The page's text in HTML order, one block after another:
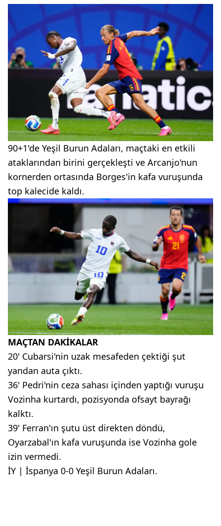
90+1'de Yeşil Burun Adaları, maçtaki en etkili
ataklarından birini gerçekleşti ve Arcanjo'nun
kornerden ortasında Borges'in kafa vuruşunda
top kalecide kaldı.
MAÇTAN DAKİKALAR
20' Cubarsi'nin uzak mesafeden çektiği şut
yandan auta çıktı.
36' Pedri'nin ceza sahası içinden yaptığı vuruşu
Vozinha kurtardı, pozisyonda ofsayt bayrağı
kalktı.
39' Ferran'ın şutu üst direkten döndü,
Oyarzabal'ın kafa vuruşunda ise Vozinha gole
izin vermedi.
İY | İspanya 0-0 Yeşil Burun Adaları.